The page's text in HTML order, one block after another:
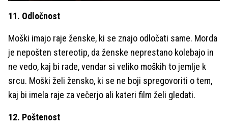
11. Odločnost
Moški imajo raje ženske, ki se znajo odločati same. Morda
je nepošten stereotip, da ženske neprestano kolebajo in
ne vedo, kaj bi rade, vendar si veliko moških to jemlje k
srcu. Moški želi žensko, ki se ne boji spregovoriti o tem,
kaj bi imela raje za večerjo ali kateri film želi gledati.
12. Poštenost